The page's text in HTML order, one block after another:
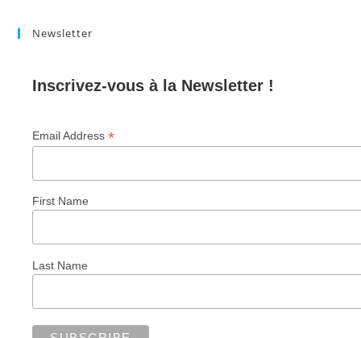
Newsletter
Inscrivez-vous à la Newsletter !
Email Address*
First Name
Last Name